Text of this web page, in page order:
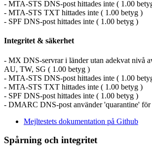
- MTA-STS DNS-post hittades inte ( 1.00
- MTA-STS TXT hittades inte ( 1.00 betyg )
- SPF DNS-post hittades inte ( 1.00 betyg )
Integritet & säkerhet
- MX DNS-servrar i länder utan adekvat nivå
AU, TW, SG ( 1.00 betyg )
- MTA-STS DNS-post hittades inte ( 1.00
- MTA-STS TXT hittades inte ( 1.00 betyg )
- SPF DNS-post hittades inte ( 1.00 betyg )
- DMARC DNS-post använder 'quarantine'
Mejltestets dokumentation på Github
Spårning och integritet